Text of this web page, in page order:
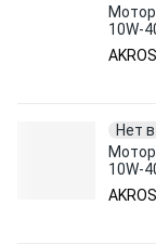
10W-
Нет
10W-